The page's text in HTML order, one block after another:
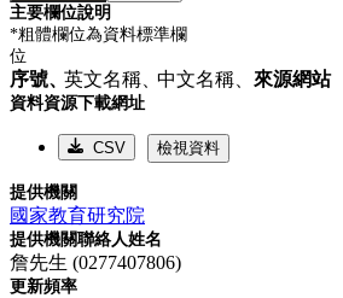
主要欄位說明
*粗體欄位為資料標準欄
位
序號、英文名稱、中文名稱、 來源網站
資料資源下載網址
CSV 檢視資料
提供機關
國家教育研究院
提供機關聯絡人姓名
詹先生 (0277407806)
更新頻率